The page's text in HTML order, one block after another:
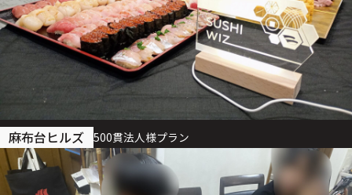
麻布台ヒルズ 500貫法人様プラン